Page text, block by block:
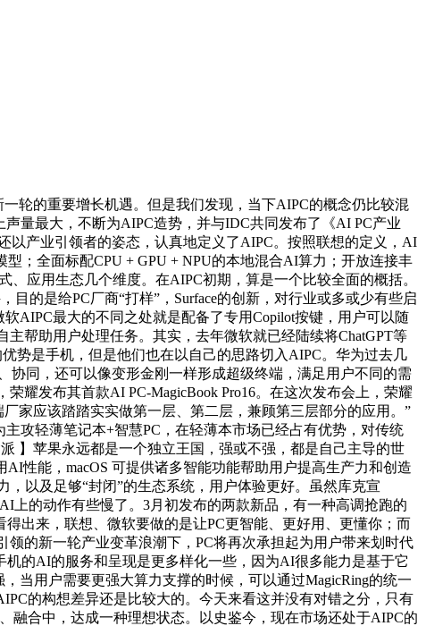
轮的重要增长机遇。但是我们发现，当下AIPC的概念仍比较混
量最大，不断为AIPC造势，并与IDC共同发布了《AI PC产业
以产业引领者的姿态，认真地定义了AIPC。按照联想的定义，AI
；全面标配CPU + GPU + NPU的本地混合AI算力；开放连接丰
应用生态几个维度。在AIPC初期，算是一个比较全面的概括。
的是给PC厂商“打样”，Surface的创新，对行业或多或少有些启
AIPC最大的不同之处就是配备了专用Copilot按键，用户可以随
帮助用户处理任务。其实，去年微软就已经陆续将ChatGPT等
势是手机，但是他们也在以自己的思路切入AIPC。华为过去几
协同，还可以像变形金刚一样形成超级终端，满足用户不同的需
耀发布其首款AI PC-MagicBook Pro16。在这次发布会上，荣耀
家应该踏踏实实做第一层、第二层，兼顾第三层部分的应用。”
攻轻薄笔记本+智慧PC，在轻薄本市场已经占有优势，对传统
】苹果永远都是一个独立王国，强或不强，都是自己主导的世
性能，macOS 可提供诸多智能功能帮助用户提高生产力和创造
以及足够“封闭”的生态系统，用户体验更好。虽然库克宣
上的动作有些慢了。3月初发布的两款新品，有一种高调抢跑的
出来，联想、微软要做的是让PC更智能、更好用、更懂你；而
的新一轮产业变革浪潮下，PC将再次承担起为用户带来划时代
的AI的服务和呈现是更多样化一些，因为AI很多能力是基于它
当用户需要更强大算力支撑的时候，可以通过MagicRing的统一
的构想差异还是比较大的。今天来看这并没有对错之分，只有
融合中，达成一种理想状态。以史鉴今，现在市场还处于AIPC的